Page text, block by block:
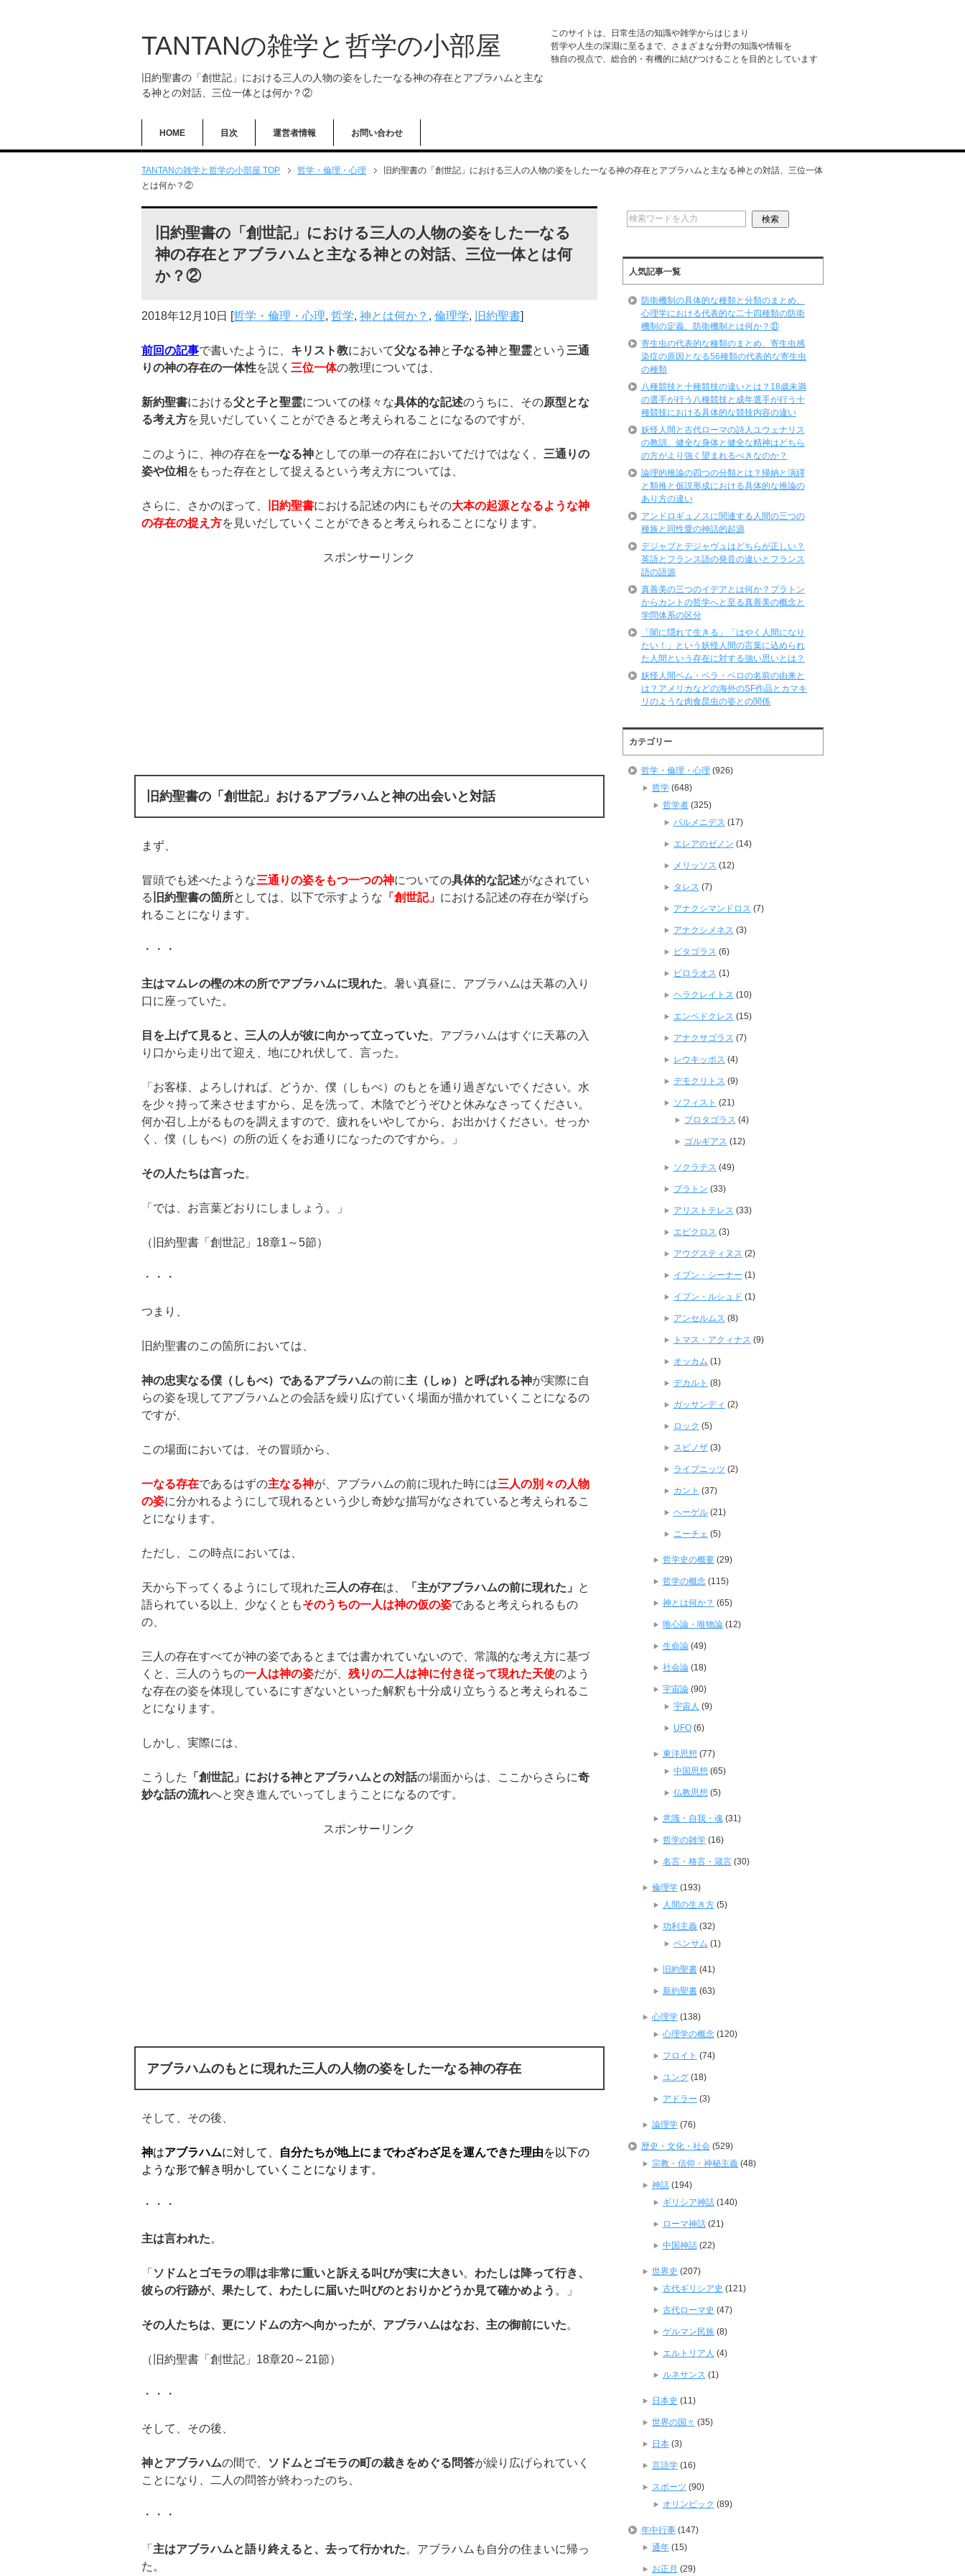
TANTANの雑学と哲学の小部屋
旧約聖書の「創世記」における三人の人物の姿をした一なる神の存在とアブラハムと主な
る神との対話、三位一体とは何か？②
このサイトは、日常生活の知識や雑学からはじまり
哲学や人生の深淵に至るまで、さまざまな分野の知識や情報を
独自の視点で、総合的・有機的に結びつけることを目的としています
HOME 目次 運営者情報 お問い合わせ
TANTANの雑学と哲学の小部屋 TOP 哲学・倫理・心理
旧約聖書の「創世記」における三人の人物の姿をした一なる神の存在とアブラハムと主なる神との対話、三位一体
とは何か？②
旧約聖書の「創世記」における三人の人物の姿をした一なる
神の存在とアブラハムと主なる神との対話、三位一体とは何
か？②
2018年12月10日 [哲学・倫理・心理, 哲学, 神とは何か？ , 倫理学, 旧約聖書]
前回の記事で書いたように、 キリスト教において父なる神と子なる神と聖霊という 三通
りの神の存在の一体性を説く 三位一体の教理については、
新約聖書における父と子と聖霊についての様々な具体的な記述のうちに、その原型とな
る考え方を見いだしていくことができると考えられることになるのですが、
このように、神の存在を一なる神としての単一の存在においてだけではなく、 三通りの
姿や位相 をもった存在として捉えるという考え方については、
さらに、さかのぼって、 旧約聖書における記述の内にもその大本の起源となるような神
の存在の捉え方を見いだしていくことができると考えられることになります。
スポンサーリンク
旧約聖書の「創世記」おけるアブラハムと神の出会いと対話
まず、
冒頭でも述べたような三通りの姿をもつ一つの神についての具体的な記述がなされてい
る 旧約聖書の箇所としては、以下で示すような 「創世記」 における記述の存在が挙げら
れることになります。
・・・
主はマムレの樫の木の所でアブラハムに現れた。暑い真昼に、アブラハムは天幕の入り
口に座っていた。
目を上げて見ると、三人の人が彼に向かって立っていた。アブラハムはすぐに天幕の入
り口から走り出て迎え、地にひれ伏して、言った。
「お客様、よろしければ、どうか、僕（しもべ）のもとを通り過ぎないでください。水
を少々持って来させますから、足を洗って、木陰でどうぞひと休みなさってください。
何か召し上がるものを調えますので、疲れをいやしてから、お出かけください。せっか
く、僕（しもべ）の所の近くをお通りになったのですから。」
その人たちは言った。
「では、お言葉どおりにしましょう。」
（旧約聖書「創世記」18章1～5節）
・・・
つまり、
旧約聖書のこの箇所においては、
神の忠実なる僕（しもべ）であるアブラハムの前に主（しゅ）と呼ばれる神が実際に自
らの姿を現してアブラハムとの会話を繰り広げていく場面が描かれていくことになるの
ですが、
この場面においては、その冒頭から、
一なる存在であるはずの主なる神が、アブラハムの前に現れた時には三人の別々の人物
の姿に分かれるようにして現れるという少し奇妙な描写がなされていると考えられるこ
とになります。
ただし、この時点においては、
天から下ってくるようにして現れた三人の存在は、 「主がアブラハムの前に現れた」
と
語られている以上、少なくともそのうちの一人は神の仮の姿であると考えられるもの
の、
三人の存在すべてが神の姿であるとまでは書かれていないので、常識的な考え方に基づ
くと、三人のうちの一人は神の姿だが、 残りの二人は神に付き従って現れた天使のよう
な存在の姿を体現しているにすぎないといった解釈も十分成り立ちうると考えられるこ
とになります。
しかし、実際には、
こうした 「創世記」における神とアブラハムとの対話の場面からは、ここからさらに奇
妙な話の流れへと突き進んでいってしまうことになるのです。
スポンサーリンク
アブラハムのもとに現れた三人の人物の姿をした一なる神の存在
そして、その後、
神はアブラハムに対して、 自分たちが地上にまでわざわざ足を運んできた理由を以下の
ような形で解き明かしていくことになります。
・・・
主は言われた。
「 ソドムとゴモラの罪は非常に重いと訴える叫びが実に大きい。 わたしは降って行き、
彼らの行跡が、果たして、わたしに届いた叫びのとおりかどうか見て確かめよう 。」
その人たちは、更にソドムの方へ向かったが、アブラハムはなお、主の御前にいた。
（旧約聖書「創世記」18章20～21節）
・・・
そして、その後、
神とアブラハムの間で、 ソドムとゴモラの町の裁きをめぐる問答が繰り広げられていく
ことになり、二人の問答が終わったのち、
・・・
「 主はアブラハムと語り終えると、去って行かれた。アブラハムも自分の住まいに帰っ
た。
人気記事一覧
防衛機制の具体的な種類と分類のまとめ、
心理学における代表的な二十四種類の防衛
機制の定義、防衛機制とは何か？㉛
寄生虫の代表的な種類のまとめ、寄生虫感
染症の原因となる56種類の代表的な寄生虫
の種類
八種競技と十種競技の違いとは？18歳未満
の選手が行う八種競技と成年選手が行う十
種競技における具体的な競技内容の違い
妖怪人間と古代ローマの詩人ユウェナリス
の教訓、健全な身体と健全な精神はどちら
の方がより強く望まれるべきなのか？
論理的推論の四つの分類とは？帰納と演繹
と類推と仮説形成における具体的な推論の
あり方の違い
アンドロギュノスに関連する人間の三つの
種族と同性愛の神話的起源
デジャブとデジャヴュはどちらが正しい？
英語とフランス語の発音の違いとフランス
語の語源
真善美の三つのイデアとは何か？プラトン
からカントの哲学へと至る真善美の概念と
学問体系の区分
「闇に隠れて生きる」「はやく人間になり
たい！」という妖怪人間の言葉に込められ
た人間という存在に対する強い思いとは？
妖怪人間ベム・ベラ・ベロの名前の由来と
は？アメリカなどの海外のSF作品とカマキ
リのような肉食昆虫の姿との関係
カテゴリー
哲学・倫理・心理 (926)
哲学(648)
哲学者(325)
パルメニデス (17)
エレアのゼノン (14)
メリッソス (12)
タレス (7)
アナクシマンドロス (7)
アナクシメネス (3)
ピタゴラス (6)
ピロラオス (1)
ヘラクレイトス (10)
エンペドクレス (15)
アナクサゴラス (7)
レウキッポス (4)
デモクリトス (9)
ソフィスト (21)
プロタゴラス (4)
ゴルギアス (12)
ソクラテス (49)
プラトン (33)
アリストテレス (33)
エピクロス (3)
アウグスティヌス (2)
イブン・シーナー (1)
イブン・ルシュド (1)
アンセルムス (8)
トマス・アクィナス (9)
オッカム (1)
デカルト (8)
ガッサンディ (2)
ロック (5)
スピノザ(3)
ライプニッツ (2)
カント (37)
ヘーゲル(21)
ニーチェ (5)
哲学史の概要(29)
哲学の概念(115)
神とは何か？ (65)
唯心論・唯物論(12)
生命論(49)
社会論(18)
宇宙論(90)
宇宙人 (9)
UFO(6)
東洋思想 (77)
中国思想 (65)
仏教思想 (5)
意識・自我・魂(31)
哲学の雑学(16)
名言・格言・箴言(30)
倫理学(193)
人間の生き方(5)
功利主義(32)
ベンサム (1)
旧約聖書(41)
新約聖書(63)
心理学(138)
心理学の概念(120)
フロイト (74)
ユング(18)
アドラー (3)
論理学(76)
歴史・文化・社会(529)
宗教・信仰・神秘主義(48)
神話(194)
ギリシア神話(140)
ローマ神話(21)
中国神話(22)
世界史 (207)
古代ギリシア史 (121)
古代ローマ史 (47)
ゲルマン民族(8)
エルトリア人 (4)
ルネサンス (1)
日本史 (11)
世界の国々 (35)
日本(3)
言語学(16)
スポーツ (90)
オリンピック (89)
年中行事(147)
通年(15)
お正月 (29)